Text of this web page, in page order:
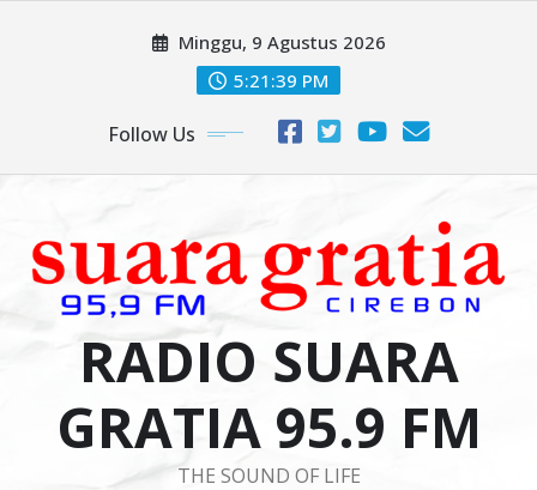
Minggu, 9 Agustus 2026
5:21:40 PM
Follow Us
RADIO SUARA
GRATIA 95.9 FM
THE SOUND OF LIFE